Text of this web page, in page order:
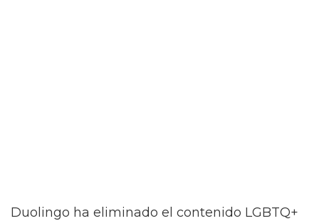
Duolingo ha eliminado el contenido LGBTQ+